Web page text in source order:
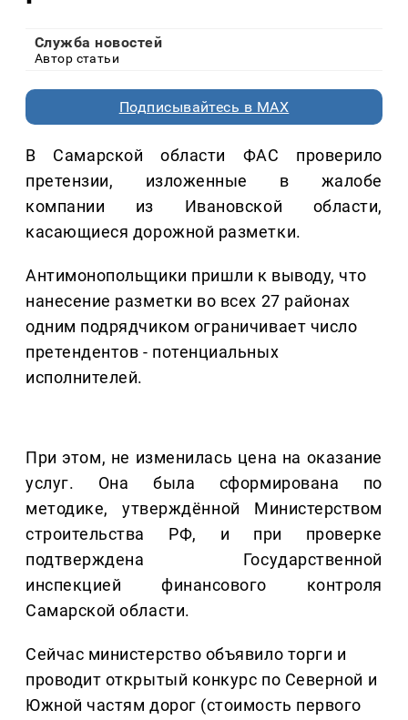
Служба новостей
Автор статьи
Подписывайтесь в MAX
В Самарской области ФАС проверило
претензии, изложенные в жалобе
компании из Ивановской области,
касающиеся дорожной разметки.
Антимонопольщики пришли к выводу, что
нанесение разметки во всех 27 районах
одним подрядчиком ограничивает число
претендентов - потенциальных
исполнителей.
При этом, не изменилась цена на оказание
услуг. Она была сформирована по
методике, утверждённой Министерством
строительства РФ, и при проверке
подтверждена Государственной
инспекцией финансового контроля
Самарской области.
Сейчас министерство объявило торги и
проводит открытый конкурс по Северной и
Южной частям дорог (стоимость первого